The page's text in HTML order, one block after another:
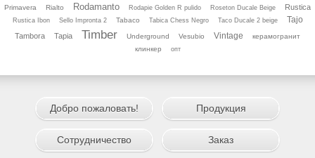
Primavera
Rialto Rodamanto Rodapie Golden R pulido Roseton Ducale Beige Rustica
Rustica Ibon Sello Impronta 2 Tabaco Tabica Chess Negro Taco Ducale 2 beige Tajo
Tambora Tapia Timber Underground Vesubio Vintage
керамогранит
клинкер
опт
Добро пожаловать! Продукция
Сотрудничество Заказ